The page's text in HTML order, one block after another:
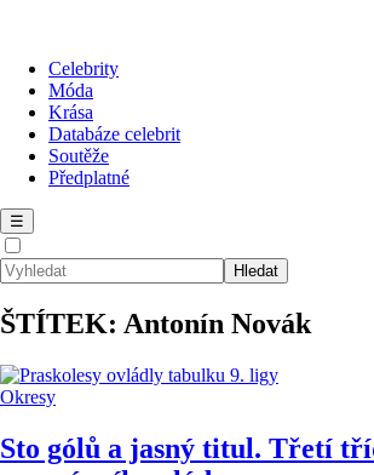
Celebrity
Móda
Krása
Databáze celebrit
Soutěže
Předplatné
☰
ŠTÍTEK: Antonín Novák
Okresy
Sto gólů a jasný titul. Třetí